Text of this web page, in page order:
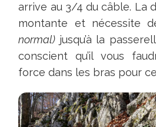
arrive au 3/4 du câble. La
montante et nécessite
normal) jusqu’à la
conscient qu’il vous
force dans les bras pour